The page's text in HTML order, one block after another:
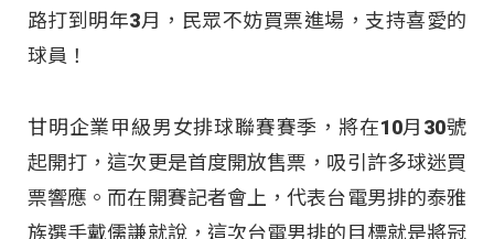
路打到明年3月，民眾不妨買票進場，支持喜愛的
球員！
甘明企業甲級男女排球聯賽賽季，將在10月30號
起開打，這次更是首度開放售票，吸引許多球迷買
票響應。而在開賽記者會上，代表台電男排的泰雅
族選手戴儒謙就說，這次台電男排的目標就是將冠